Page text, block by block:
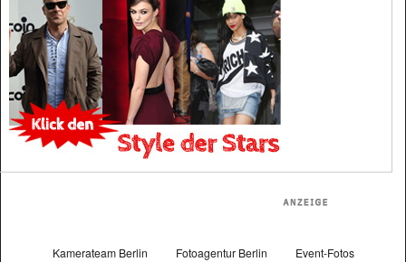
Kamerateam Berlin Fotoagentur Berlin Event-Fotos